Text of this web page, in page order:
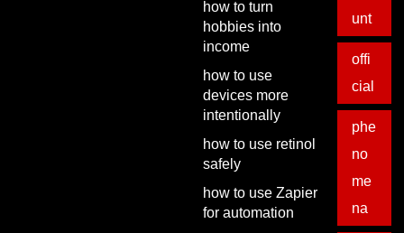
how to turn
hobbies into
income
how to use
devices more
intentionally
how to use retinol
safely
how to use Zapier
for automation
unt
offi
cial
phe
no
me
na